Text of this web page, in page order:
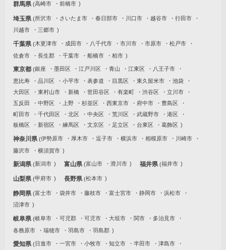
群馬県 高崎市 前橋市
埼玉県 所沢市 さいたま市 春日部市 川口市 越谷市
行田市
川越市
三郷市
千葉県 木更津市 成田市 八千代市 市川市 市原市
松戸市
佐倉市
長生郡 千葉市 船橋市 柏市
東京都 銀座 墨田区 江戸川区 青山 江東区
八王子市
恵比寿
品川区 小平市 表参道 目黒区 東久留米市
池袋
大田区
東村山市 新橋 世田谷区 有楽町 渋谷区
立川市
五反田
中野区 上野 杉並区 西東京市 府中市
豊島区
町田市
千代田区 北区 中央区 荒川区 武蔵野市
港区
板橋区
新宿区 練馬区 文京区 足立区 台東区 葛飾区
神奈川県 伊勢原市 厚木市 逗子市 横浜市 相模原市
川崎市
藤沢市
横須賀市
新潟県 新潟市 富山県 富山市 滑川市 福井県 福井市
山梨県 甲府市 長野県 松本市
静岡県 富士市 袋井市 藤枝市 富士宮市 静岡市
浜松市
沼津市
岐阜県 岐阜市 可児郡 可児市 大垣市 関市
多治見市
各務原市
瑞穂市 羽島市 羽島郡
愛知県 日進市 一宮市 小牧市 知立市 半田市
津島市